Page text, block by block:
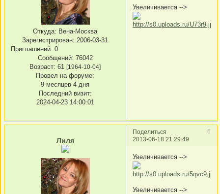
Откуда: Вена-Москва
Зарегистрирован: 2006-03-31
Приглашений: 0
Сообщений: 76042
Возраст: 61 [1964-10-04]
Провел на форуме:
9 месяцев 4 дня
Последний визит:
2024-04-23 14:00:01
Увеличивается -->
Поделиться
6
2013-06-18 21:29:49
Лиля
Увеличивается -->
Увеличивается -->